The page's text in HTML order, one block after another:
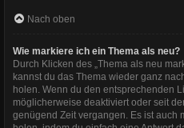
Nach oben
Wie markiere ich ein Thema als neu?
Durch Klicken des „Thema als neu
kannst du das Thema wieder ganz
holen. Wenn du den entsprechenden
möglicherweise deaktiviert oder seit
genügend Zeit vergangen. Es ist auch